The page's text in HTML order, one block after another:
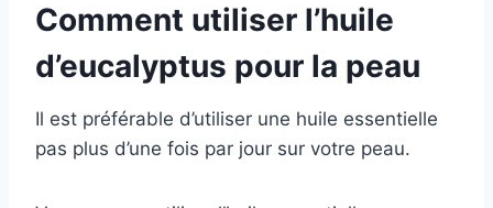
Comment utiliser l’huile
d’eucalyptus pour la peau
Il est préférable d’utiliser une huile essentielle
pas plus d’une fois par jour sur votre peau.